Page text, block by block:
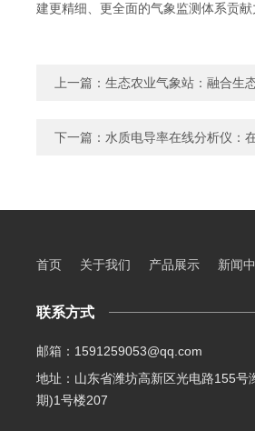
建更精细、更全面的气象监测体系贡
上一篇： 生态农业气象站：融合生
下一篇： 水质电导率在线分析仪：
首页 关于我们 产品展示 新闻
联系方式
邮箱：1591259053@qq.com
地址：山东省潍坊高新区光电路155号
期)1号楼207